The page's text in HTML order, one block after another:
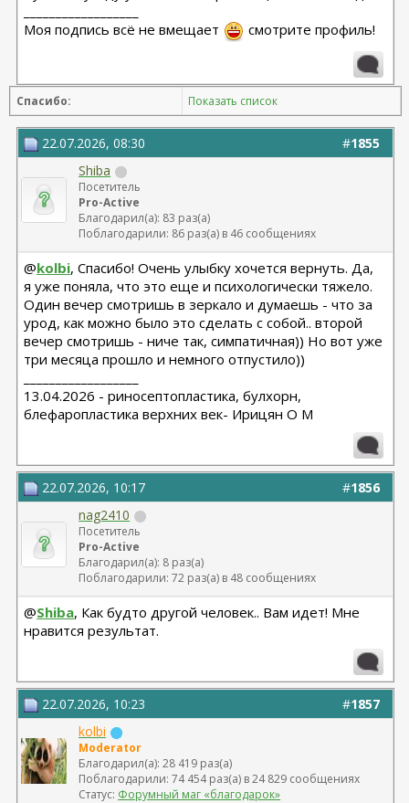
Моя подпись всё не вмещает
смотрите профиль!
Спасибо: Показать список
#1855
22.07.2026, 08:30
Shiba
Посетитель
Pro-Active
Благодарил(а): 83 раз(а)
Поблагодарили: 86 раз(а) в 46 сообщениях
@kolbi, Спасибо! Очень улыбку хочется вернуть. Да,
я уже поняла, что это еще и психологически тяжело.
Один вечер смотришь в зеркало и думаешь - что за
урод, как можно было это сделать с собой.. второй
вечер смотришь - ниче так, симпатичная)) Но вот уже
три месяца прошло и немного отпустило))
13.04.2026 - риносептопластика, булхорн,
блефаропластика верхних век- Ирицян О М
#1856
22.07.2026, 10:17
nag2410
Посетитель
Pro-Active
Благодарил(а): 8 раз(а)
Поблагодарили: 72 раз(а) в 48 сообщениях
@Shiba, Как будто другой человек.. Вам идет! Мне
нравится результат.
#1857
22.07.2026, 10:23
kolbi
Moderator
Благодарил(а): 28 419 раз(а)
Поблагодарили: 74 454 раз(а) в 24 829 сообщениях
Статус: Форумный маг «благодарок»